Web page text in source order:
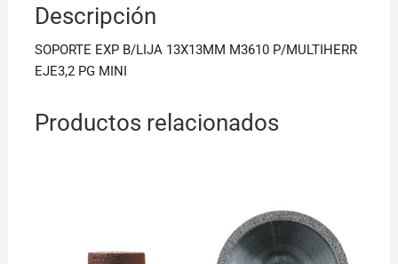
o
o
k
p
p
Descripción
SOPORTE EXP B/LIJA 13X13MM M3610 P/MULTIHERR
EJE3,2 PG MINI
Productos relacionados